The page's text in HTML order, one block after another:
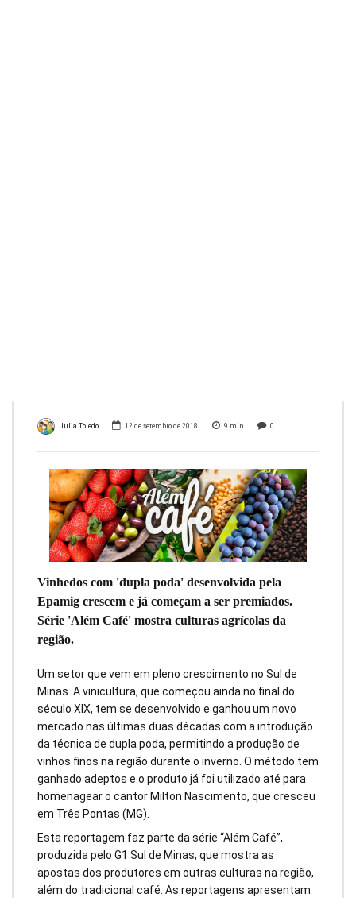
Julia Toledo 12 de setembro de 2018 9 min 0
Vinhedos com 'dupla poda' desenvolvida pela
Epamig crescem e já começam a ser premiados.
Série 'Além Café' mostra culturas agrícolas da
região.
Um setor que vem em pleno crescimento no Sul de
Minas. A vinicultura, que começou ainda no final do
século XIX, tem se desenvolvido e ganhou um novo
mercado nas últimas duas décadas com a introdução
da técnica de dupla poda, permitindo a produção de
vinhos finos na região durante o inverno. O método tem
ganhado adeptos e o produto já foi utilizado até para
homenagear o cantor Milton Nascimento, que cresceu
em Três Pontas (MG).
Esta reportagem faz parte da série “Além Café”,
produzida pelo G1 Sul de Minas, que mostra as
apostas dos produtores em outras culturas na região,
além do tradicional café. As reportagens apresentam